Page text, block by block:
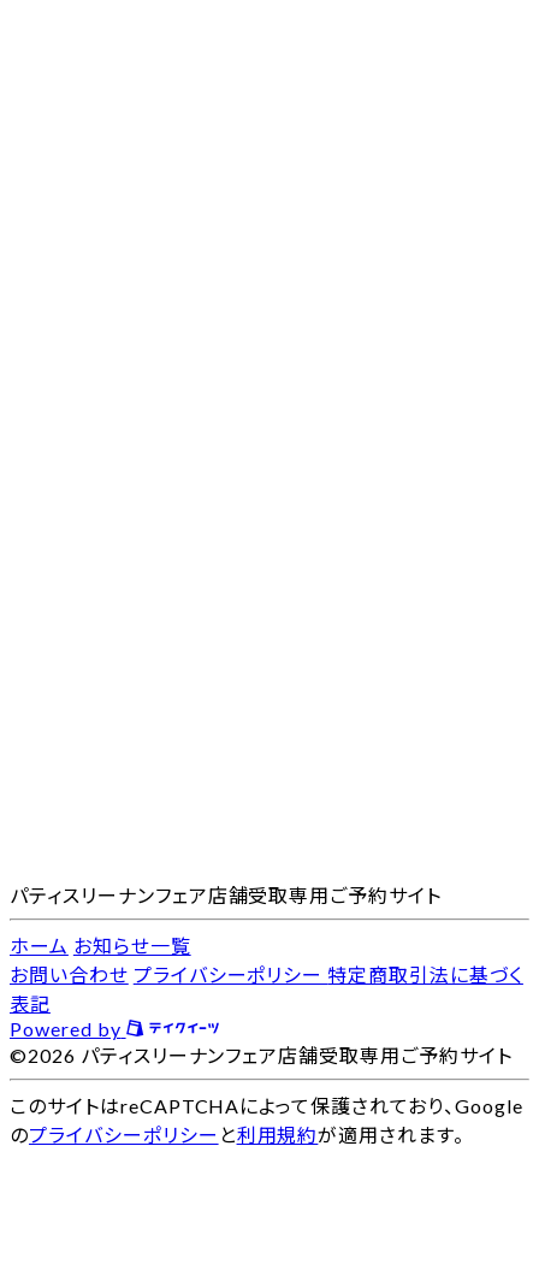
パティスリーナンフェア店舗受取専用ご予約サイト
ホーム お知らせ一覧
お問い合わせ プライバシーポリシー 特定商取引法に基づく
表記
Powered by
©2026 パティスリーナンフェア店舗受取専用ご予約サイト
このサイトはreCAPTCHAによって保護されており、Google
のプライバシーポリシー と利用規約が適用されます。